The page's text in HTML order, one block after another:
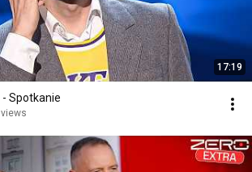
17:19
- Spotkanie